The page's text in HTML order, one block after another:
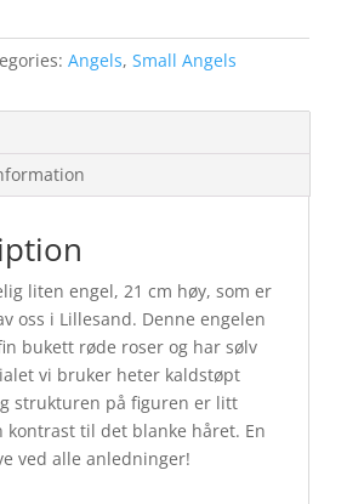
Angels, Small Angels
liten engel, 21 cm høy, som er
oss i Lillesand. Denne engelen
bukett røde roser og har sølv
vi bruker heter kaldstøpt
strukturen på figuren er litt
kontrast til det blanke håret. En
ved alle anledninger!